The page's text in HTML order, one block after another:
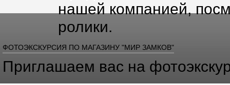
нашей компанией,
ролики.
ФОТОЭКСКУРСИЯ ПО МАГАЗИНУ "МИР ЗАМКОВ"
Приглашаем вас на